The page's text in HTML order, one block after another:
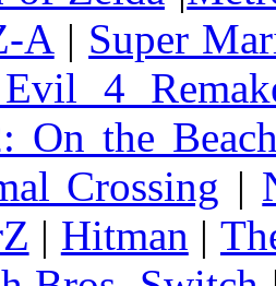
A | Super
Evil 4
On the
Crossing |
| Hitman |